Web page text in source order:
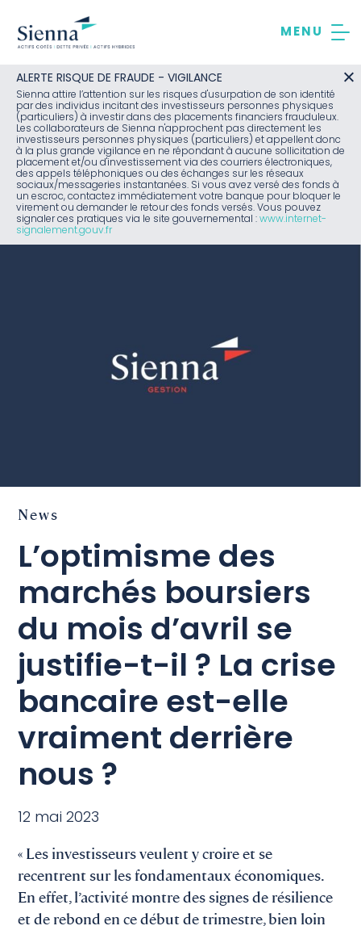
contenu
ALERTE RISQUE DE FRAUDE - VIGILANCE
Sienna attire l’attention sur les risques d'usurpation de son identité
par des individus incitant des investisseurs personnes physiques
(particuliers) à investir dans des placements financiers frauduleux.
Les collaborateurs de Sienna n'approchent pas directement les
investisseurs personnes physiques (particuliers) et appellent donc
à la plus grande vigilance en ne répondant à aucune sollicitation de
placement et/ou d'investissement via des courriers électroniques,
des appels téléphoniques ou des échanges sur les réseaux
sociaux/messageries instantanées. Si vous avez versé des fonds à
un escroc, contactez immédiatement votre banque pour bloquer le
virement ou demander le retour des fonds versés. Vous pouvez
signaler ces pratiques via le site gouvernemental : www.internet-
signalement.gouv.fr
News
L’optimisme des
marchés boursiers
du mois d’avril se
justifie-t-il ? La crise
bancaire est-elle
vraiment derrière
nous ?
12 mai 2023
« Les investisseurs veulent y croire et se
recentrent sur les fondamentaux économiques.
En effet, l’activité montre des signes de résilience
et de rebond en ce début de trimestre, bien loin